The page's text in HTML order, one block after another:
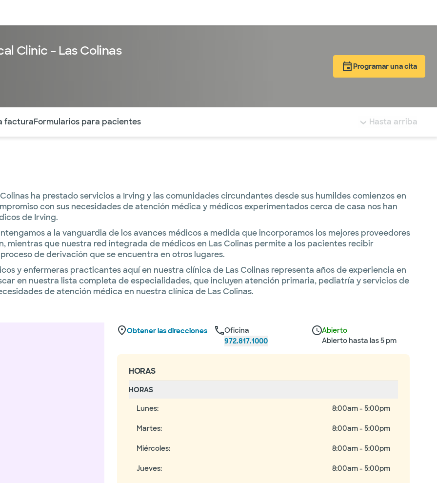
Clinic – Las Colinas
Programar una cita
facturaFormularios para pacientes Hasta arriba
ha prestado servicios a Irving y las comunidades circundantes desde sus humildes comienzos en
con sus necesidades de atención médica y médicos experimentados cerca de casa nos han
de Irving.
a la vanguardia de los avances médicos a medida que incorporamos los mejores proveedores
mientras que nuestra red integrada de médicos en Las Colinas permite a los pacientes recibir
de derivación que se encuentra en otros lugares.
y enfermeras practicantes aquí en nuestra clínica de Las Colinas representa años de experiencia en
en nuestra lista completa de especialidades, que incluyen atención primaria, pediatría y servicios de
de atención médica en nuestra clínica de Las Colinas.
Obtener las direcciones
Oficina
972.817.1000
Abierto
Abierto hasta las 5 pm
HORAS
HORAS
Lunes: 8:00am - 5:00pm
Martes: 8:00am - 5:00pm
Miércoles: 8:00am - 5:00pm
Jueves: 8:00am - 5:00pm